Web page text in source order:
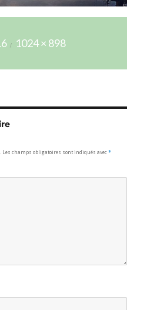
réelle
1024 × 898
Les champs obligatoires sont indiqués avec*